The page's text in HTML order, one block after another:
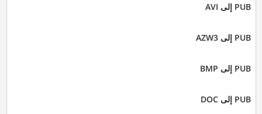
PUB إلى AVI
PUB إلى AZW3
PUB إلى BMP
PUB إلى DOC